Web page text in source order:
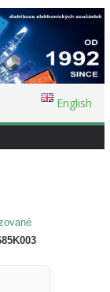
English